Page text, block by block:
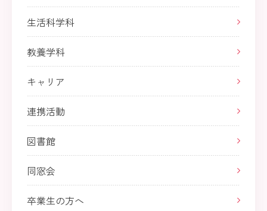
生活科学科
教養学科
キャリア
連携活動
図書館
同窓会
卒業生の方へ